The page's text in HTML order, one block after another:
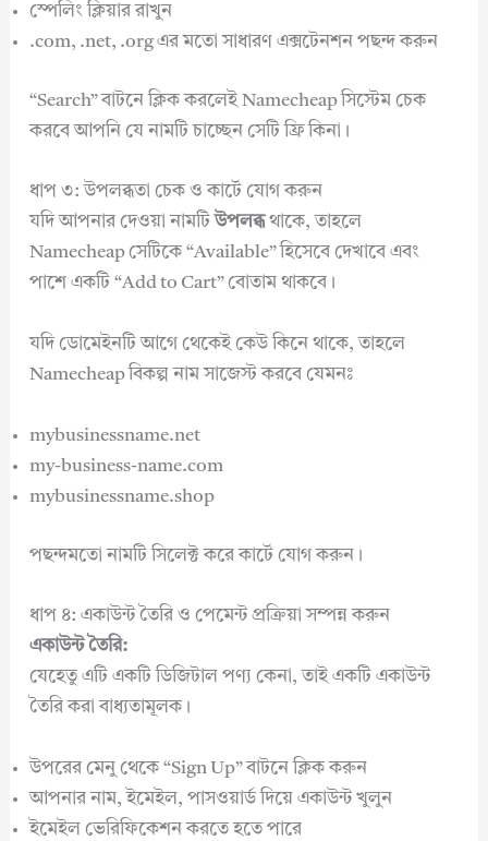
স্পেলিং ক্লিয়ার রাখুন
.com, .net, .org এর মতো সাধারণ এক্সটেনশন পছন্দ করুন
“Search” বাটনে ক্লিক করলেই Namecheap সিস্টেম চেক
করবে আপনি যে নামটি চাচ্ছেন সেটি ফ্রি কিনা।
ধাপ ৩: উপলব্ধতা চেক ও কার্টে যোগ করুন
যদি আপনার দেওয়া নামটিউপলব্ধথাকে, তাহলে
Namecheap সেটিকে “Available” হিসেবে দেখাবে এবং
পাশে একটি “Add to Cart” বোতাম থাকবে।
যদি ডোমেইনটি আগে থেকেই কেউ কিনে থাকে, তাহলে
Namecheap বিকল্প নাম সাজেস্ট করবে যেমনঃ
mybusinessname.net
my-business-name.com
mybusinessname.shop
পছন্দমতো নামটি সিলেক্ট করে কার্টে যোগ করুন।
ধাপ ৪: একাউন্ট তৈরি ও পেমেন্ট প্রক্রিয়া সম্পন্ন করুন
একাউন্ট তৈরি:
যেহেতু এটি একটি ডিজিটাল পণ্য কেনা, তাই একটি একাউন্ট
তৈরি করা বাধ্যতামূলক।
উপরের মেনু থেকে “Sign Up” বাটনে ক্লিক করুন
আপনার নাম, ইমেইল, পাসওয়ার্ড দিয়ে একাউন্ট খুলুন
ইমেইল ভেরিফিকেশন করতে হতে পারে